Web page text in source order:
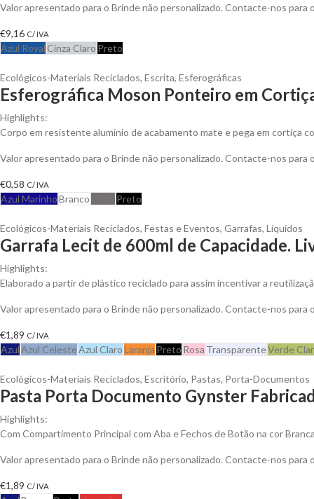
Valor apresentado para o Brinde não personalizado. Contacte-nos
€9,16 C/ IVA
Azul Royal Cinza Claro Preto
Ecológicos-Materiais Reciclados, Escrita, Esferográficas
Esferográfica Moson Ponteiro em
Highlights:
Corpo em resistente alumínio de acabamento mate e pega em cortiça
Valor apresentado para o Brinde não personalizado. Contacte-nos
€0,58 C/ IVA
Azul MarinhoBranco Preto
Ecológicos-Materiais Reciclados, Festas e Eventos, Garrafas, Líquidos
Garrafa Lecit de 600ml de Capacidade.
Highlights:
Elaborado a partir de plástico reciclado para assim incentivar a
Valor apresentado para o Brinde não personalizado. Contacte-nos
€1,89 C/ IVA
AzulAzul CelesteAzul ClaroLaranja Preto Rosa TransparenteVerde
Ecológicos-Materiais Reciclados, Escritório, Pastas, Porta-Documentos
Pasta Porta Documento Gynster
Highlights:
Com Compartimento Principal com Aba e Fechos de Botão na cor
Valor apresentado para o Brinde não personalizado. Contacte-nos
€1,89 C/ IVA